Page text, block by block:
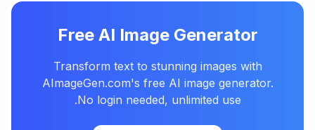
Free AI Image Generator
Transform text to stunning images with
AImageGen.com's free AI image generator.
No login needed, unlimited use.